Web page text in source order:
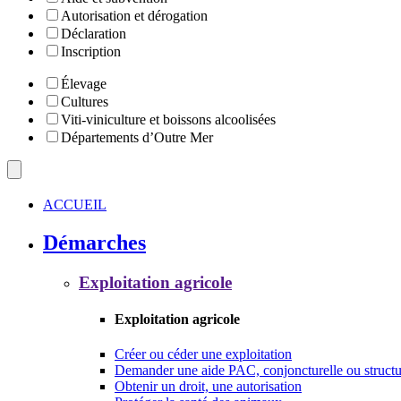
Autorisation et dérogation
Déclaration
Inscription
Élevage
Cultures
Viti-viniculture et boissons alcoolisées
Départements d’Outre Mer
ACCUEIL
Démarches
Exploitation agricole
Exploitation agricole
Créer ou céder une exploitation
Demander une aide PAC, conjoncturelle ou
Obtenir un droit, une autorisation